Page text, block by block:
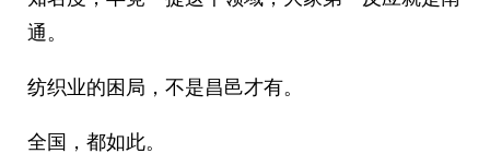
通。
纺织业的困局，不是昌邑才有。
全国，都如此。